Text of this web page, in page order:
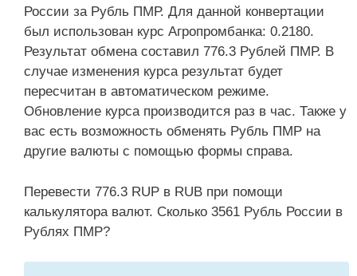
России за Рубль ПМР. Для данной конвертации
был использован курс Агропромбанка: 0.2180.
Результат обмена составил 776.3 Рублей ПМР. В
случае изменения курса результат будет
пересчитан в автоматическом режиме.
Обновление курса производится раз в час. Также у
вас есть возможность обменять Рубль ПМР на
другие валюты с помощью формы справа.
Перевести 776.3 RUP в RUB при помощи
калькулятора валют. Сколько 3561 Рубль России в
Рублях ПМР?